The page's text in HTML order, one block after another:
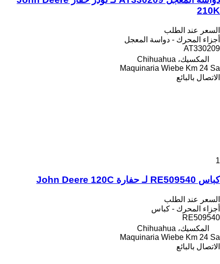
210K
السعر عند الطلب
أجزاء المحرك - دواسة المعجل
AT330209
المكسيك، Chihuahua
Maquinaria Wiebe Km 24 Sa
الاتصال بالبائع
1
كباس RE509540 لـ حفارة John Deere 120C
السعر عند الطلب
أجزاء المحرك - كباس
RE509540
المكسيك، Chihuahua
Maquinaria Wiebe Km 24 Sa
الاتصال بالبائع